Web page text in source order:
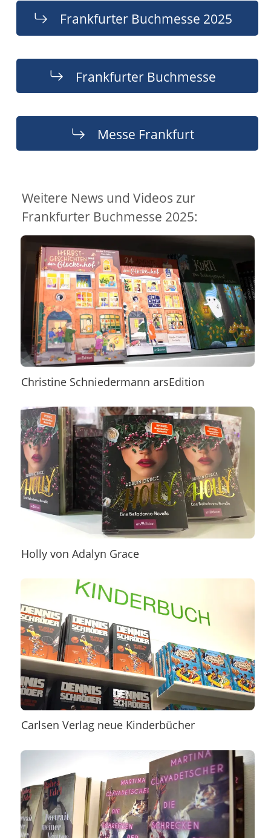
Frankfurter Buchmesse 2025
Frankfurter Buchmesse
Messe Frankfurt
Weitere News und Videos zur
Frankfurter Buchmesse 2025:
Christine Schniedermann arsEdition
Holly von Adalyn Grace
Carlsen Verlag neue Kinderbücher